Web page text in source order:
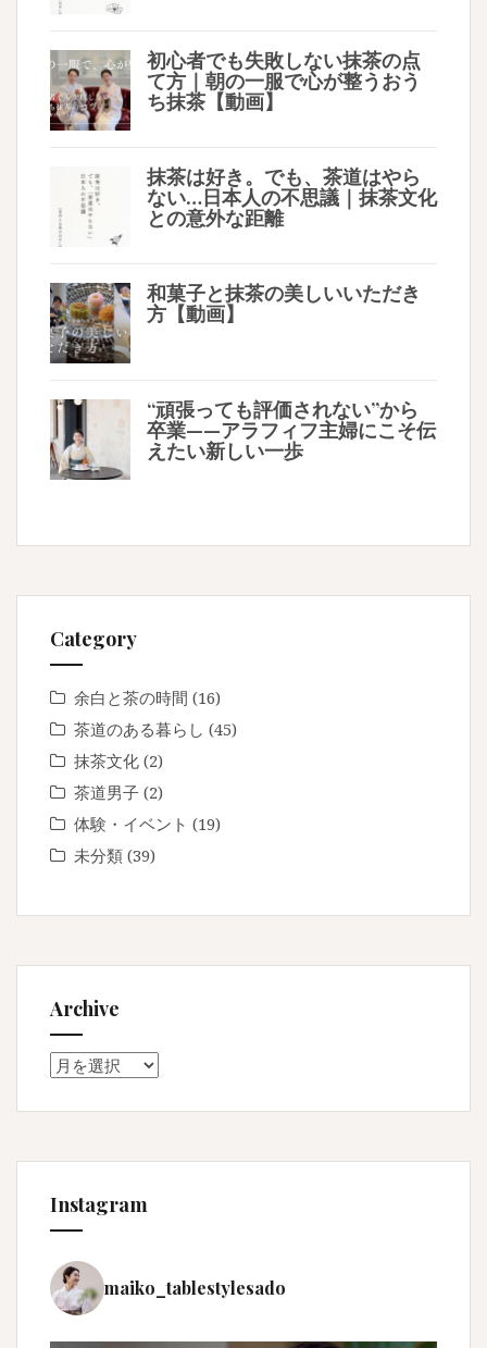
初心者でも失敗しない抹茶の点
て方｜朝の一服で心が整うおう
ち抹茶【動画】
抹茶は好き。でも、茶道はやら
ない…日本人の不思議｜抹茶文化
との意外な距離
和菓子と抹茶の美しいいただき
方【動画】
“頑張っても評価されない”から
卒業——アラフィフ主婦にこそ伝
えたい新しい一歩
Category
余白と茶の時間 (16)
茶道のある暮らし (45)
抹茶文化 (2)
茶道男子 (2)
体験・イベント (19)
未分類 (39)
Archive
Archive
Instagram
maiko_tablestylesado